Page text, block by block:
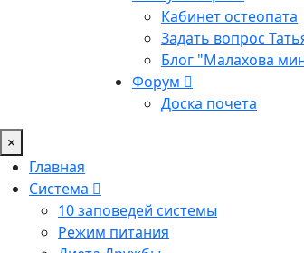
Кабинет остеопата
Задать вопрос
Блог "Малахова
Форум
Доска почета
×
Главная
Система
10 заповедей системы
Режим питания